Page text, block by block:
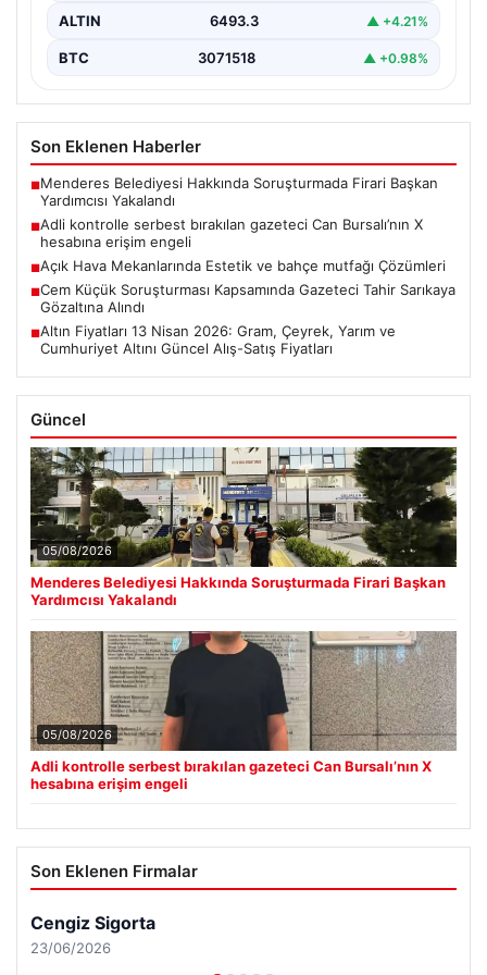
ALTIN 6493.3 ▲ +4.21%
BTC 3071518 ▲ +0.98%
Son Eklenen Haberler
■Menderes Belediyesi Hakkında Soruşturmada Firari Başkan
Yardımcısı Yakalandı
■Adli kontrolle serbest bırakılan gazeteci Can Bursalı’nın X
hesabına erişim engeli
■Açık Hava Mekanlarında Estetik ve bahçe mutfağı Çözümleri
■Cem Küçük Soruşturması Kapsamında Gazeteci Tahir Sarıkaya
Gözaltına Alındı
■Altın Fiyatları 13 Nisan 2026: Gram, Çeyrek, Yarım ve
Cumhuriyet Altını Güncel Alış-Satış Fiyatları
Güncel
05/08/2026
Menderes Belediyesi Hakkında Soruşturmada Firari Başkan
Yardımcısı Yakalandı
05/08/2026
Adli kontrolle serbest bırakılan gazeteci Can Bursalı’nın X
hesabına erişim engeli
Son Eklenen Firmalar